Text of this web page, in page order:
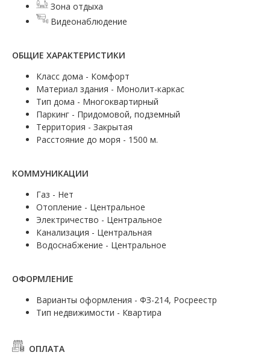
Зона отдыха
Видеонаблюдение
ОБЩИЕ ХАРАКТЕРИСТИКИ
Класс дома - Комфорт
Материал здания - Монолит-каркас
Тип дома - Многоквартирный
Паркинг - Придомовой, подземный
Территория - Закрытая
Расстояние до моря - 1500 м.
КОММУНИКАЦИИ
Газ - Нет
Отопление - Центральное
Электричество - Центральное
Канализация - Центральная
Водоснабжение - Центральное
ОФОРМЛЕНИЕ
Варианты оформления - ФЗ-214, Росреестр
Тип недвижимости - Квартира
ОПЛАТА